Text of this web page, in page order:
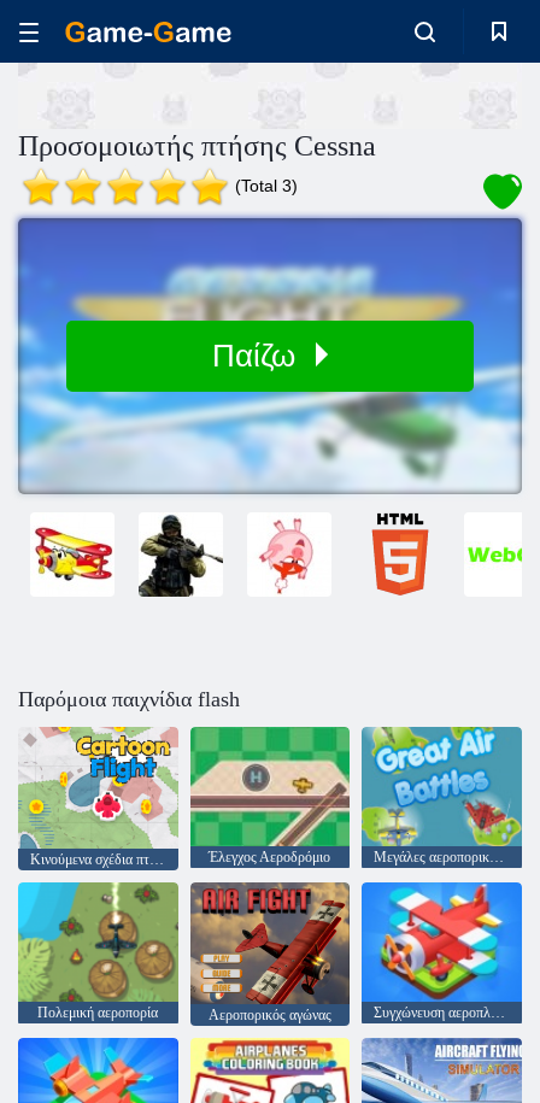
Προσομοιωτής πτήσης Cessna
(Total 3)
Παίζω
Παρόμοια παιχνίδια flash
Κινούμενα σχέδια πτήσης Έλεγχος Αεροδρόμιο Μεγάλες αεροπορικές μάχες
Πολεμική αεροπορία Αεροπορικός αγώνας Συγχώνευση αεροπλάνου